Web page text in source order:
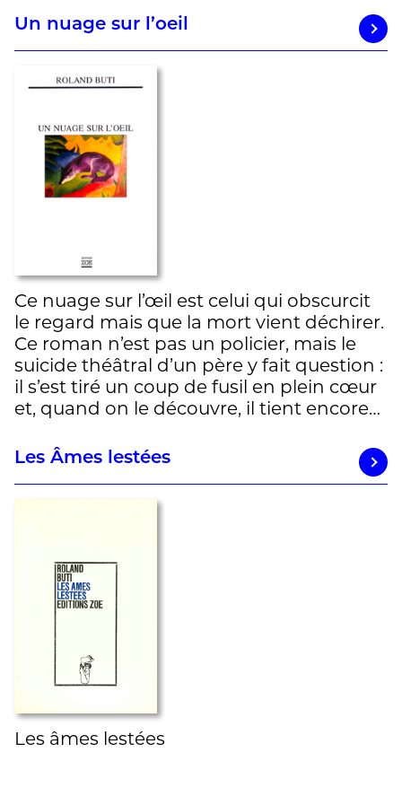
Un nuage sur l’oeil
Ce nuage sur l’œil est celui qui obscurcit
le regard mais que la mort vient déchirer.
Ce roman n’est pas un policier, mais le
suicide théâtral d’un père y fait question :
il s’est tiré un coup de fusil en plein cœur
et, quand on le découvre, il tient encore…
Les Âmes lestées
Les âmes lestées